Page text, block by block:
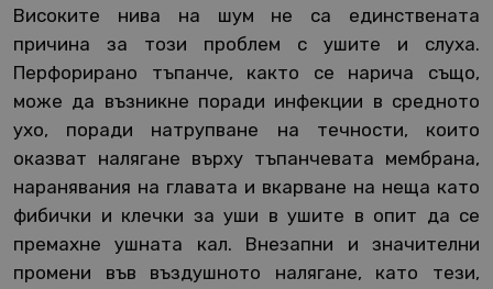
Високите нива на шум не са единствената
причина за този проблем с ушите и слуха.
Перфорирано тъпанче, както се нарича също,
може да възникне поради инфекции в средното
ухо, поради натрупване на течности, които
оказват налягане върху тъпанчевата мембрана,
наранявания на главата и вкарване на неща като
фибички и клечки за уши в ушите в опит да се
премахне ушната кал. Внезапни и значителни
промени във въздушното налягане, като тези,